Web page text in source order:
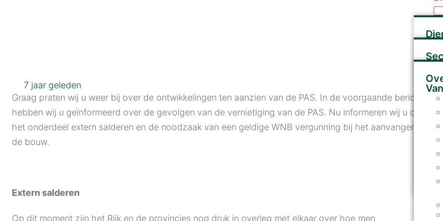
7 jaar geleden
Graag praten wij u weer bij over de ontwikkelingen ten aanzien van de PAS. In de voorgaande berichten
hebben wij u geïnformeerd over de gevolgen van de vernietiging van de PAS. Nu informeren wij u over
het onderdeel extern salderen en de noodzaak van een geldige WNB vergunning bij het aanvangen van
de bouw.
Extern salderen
Op dit moment zijn het Rijk en de provincies nog druk in overleg met elkaar over hoe men